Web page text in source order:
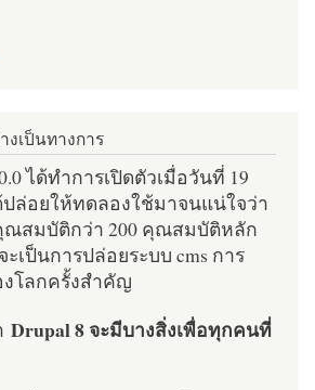
งเป็นทางการ
ได้ทำการเปิดตัวเมื่อวันที่ 19
ปล่อยให้ทดลองใช้มาจนแน่ใจว่า
สมบัติกว่า 200 คุณสมบัติหลัก
เป็นการปล่อยระบบ cms การ
โลกครั้งสำคัญ
Drupal 8 จะมีบางสิ่งเพื่อทุกคนที่